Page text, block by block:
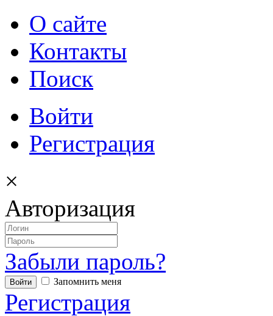
О сайте
Контакты
Поиск
Войти
Регистрация
×
Авторизация
Забыли пароль?
Запомнить меня
Регистрация